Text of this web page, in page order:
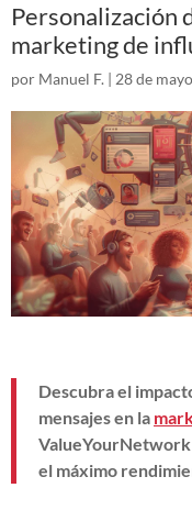
Personalización
marketing de
por Manuel F. | 28 de
Descubra el
mensajes en la
ValueYourNetwork
el máximo